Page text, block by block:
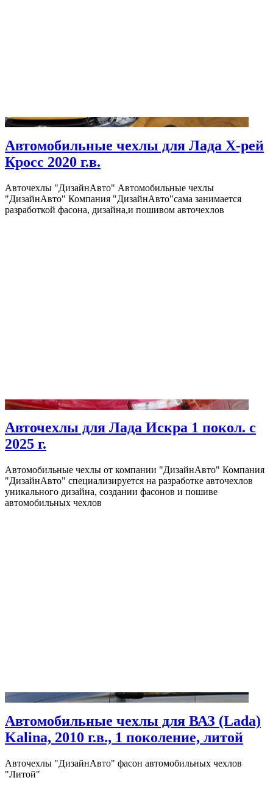
Автомобильные чехлы для Лада Х-рей
Кросс 2020 г.в.
Авточехлы "ДизайнАвто" Автомобильные чехлы
"ДизайнАвто" Компания "ДизайнАвто"сама занимается
разработкой фасона, дизайна,и пошивом авточехлов
Авточехлы для Лада Искра 1 покол. с
2025 г.
Автомобильные чехлы от компании "ДизайнАвто" Компания
"ДизайнАвто" специализируется на разработке авточехлов
уникального дизайна, создании фасонов и пошиве
автомобильных чехлов
Автомобильные чехлы для ВАЗ (Lada)
Kalina, 2010 г.в., 1 поколение, литой
Авточехлы "ДизайнАвто" фасон автомобильных чехлов
"Литой"